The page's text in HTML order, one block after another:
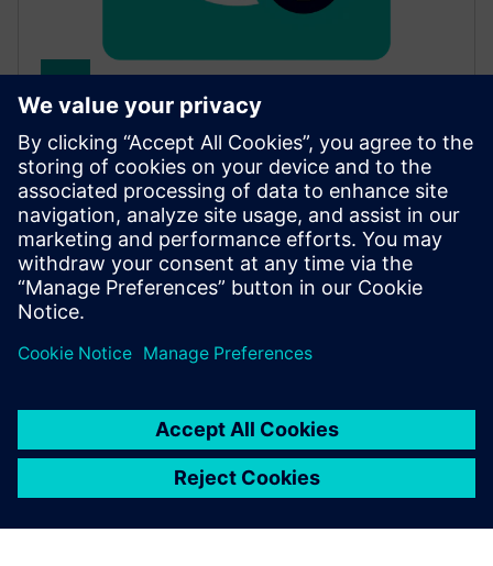
SITRANS mobile IQ
SITRANS mobile IQ is a free app for easy access to
your field devices. Commission, parameterize and
monitor instrumentation via Bluetooth.